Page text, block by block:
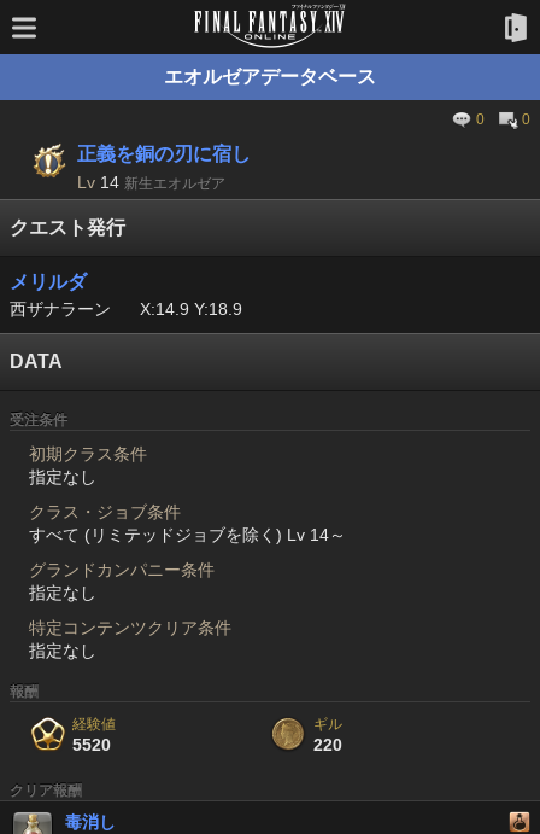
エオルゼアデータベース
0 0
正義を銅の刃に宿し
Lv 14 新生エオルゼア
クエスト発行
メリルダ
西ザナラーン X:14.9 Y:18.9
DATA
受注条件
初期クラス条件
指定なし
クラス・ジョブ条件
すべて (リミテッドジョブを除く) Lv 14～
グランドカンパニー条件
指定なし
特定コンテンツクリア条件
指定なし
報酬
経験値
5520
ギル
220
クリア報酬
毒消し